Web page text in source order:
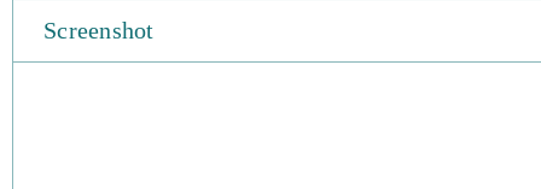
Screenshot